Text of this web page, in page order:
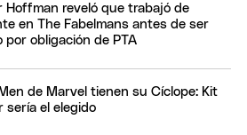
Hoffman reveló que trabajó de
en The Fabelmans antes de ser
por obligación de PTA
de Marvel tienen su Cíclope: Kit
sería el elegido